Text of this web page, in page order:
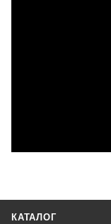
КАТАЛОГ